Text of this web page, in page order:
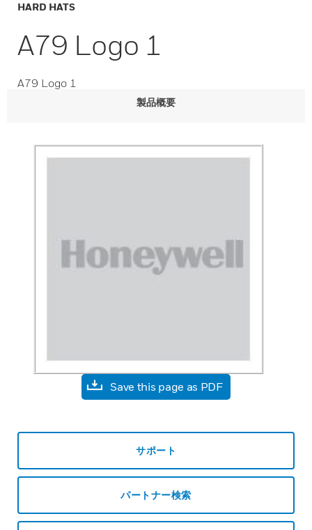
HARD HATS
A79 Logo 1
A79 Logo 1
製品概要
Save this page as PDF
サポート
パートナー検索